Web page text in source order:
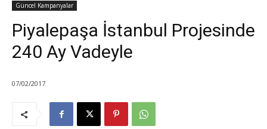
Güncel Kampanyalar
Piyalepaşa İstanbul Projesinde
240 Ay Vadeyle
07/02/2017